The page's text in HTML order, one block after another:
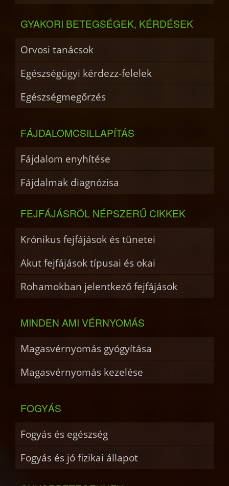
GYAKORI BETEGSÉGEK, KÉRDÉSEK
Orvosi tanácsok
Egészségügyi kérdezz-felelek
Egészségmegőrzés
FÁJDALOMCSILLAPÍTÁS
Fájdalom enyhítése
Fájdalmak diagnózisa
FEJFÁJÁSRÓL NÉPSZERŰ CIKKEK
Krónikus fejfájások és tünetei
Akut fejfájások típusai és okai
Rohamokban jelentkező fejfájások
MINDEN AMI VÉRNYOMÁS
Magasvérnyomás gyógyítása
Magasvérnyomás kezelése
FOGYÁS
Fogyás és egészség
Fogyás és jó fizikai állapot